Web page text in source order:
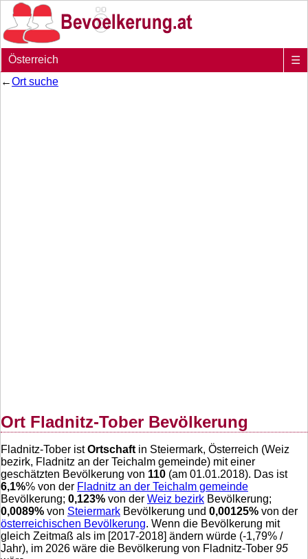
Österreich
☰
←Ort suche
Ort Fladnitz-Tober Bevölkerung
Fladnitz-Tober istOrtschaft in Steiermark, Österreich (Weiz
bezirk, Fladnitz an der Teichalm gemeinde) mit einer
geschätzten Bevölkerung von 110 (am 01.01.2018). Das ist
6,1%% von der Fladnitz an der Teichalm gemeinde
Bevölkerung; 0,123% von der Weiz bezirk Bevölkerung;
0,0089% von Steiermark Bevölkerung und 0,00125% von der
österreichischen Bevölkerung. Wenn die Bevölkerung mit
gleich Zeitmaß als im [2017-2018] ändern würde (-1,79% /
Jahr), im 2026 wäre die Bevölkerung von Fladnitz-Tober 95